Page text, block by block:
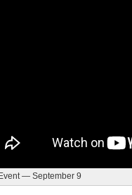
— September 9